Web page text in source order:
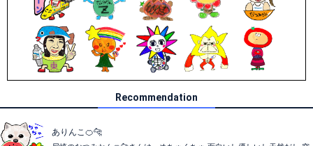
Recommendation
ありんこ🍊🐆